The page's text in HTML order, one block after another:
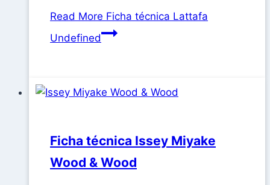
Read More Ficha técnica Lattafa
Undefined
Ficha técnica Issey Miyake
Wood & Wood